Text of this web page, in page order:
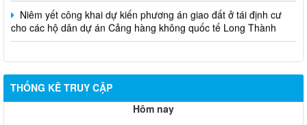
THỐNG KÊ TRUY CẬP
Hôm nay
2,758
Tổng lượt truy cập
1,391,655